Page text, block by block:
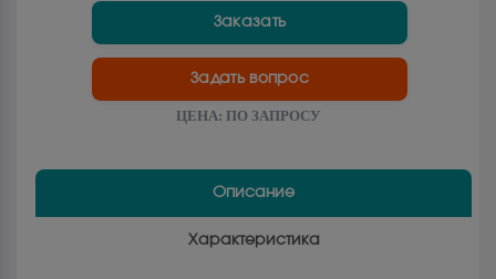
Заказать
Задать вопрос
ЦЕНА: ПО ЗАПРОСУ
Описание
Характеристика